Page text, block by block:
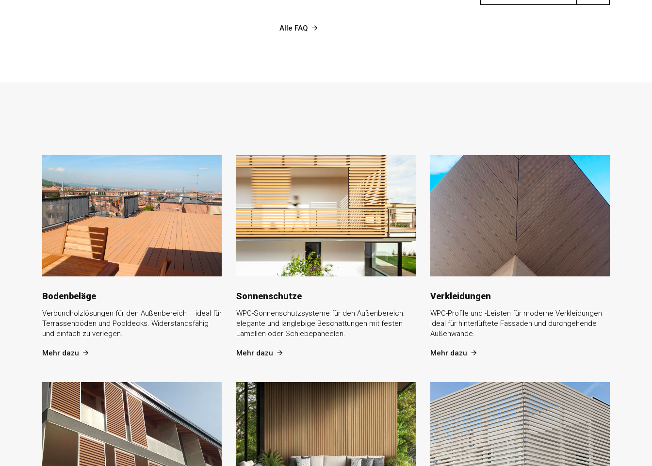
Alle FAQ
Bodenbeläge
Verbundholzlösungen für den Außenbereich – ideal für
Terrassenböden und Pooldecks. Widerstandsfähig
und einfach zu verlegen.
Mehr dazu
Sonnenschutze
WPC-Sonnenschutzsysteme für den Außenbereich:
elegante und langlebige Beschattungen mit festen
Lamellen oder Schiebepaneelen.
Mehr dazu
Verkleidungen
WPC-Profile und -Leisten für moderne Verkleidungen –
ideal für hinterlüftete Fassaden und durchgehende
Außenwände.
Mehr dazu